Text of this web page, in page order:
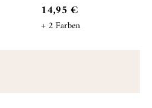
14,95 €
+ 2 Farben